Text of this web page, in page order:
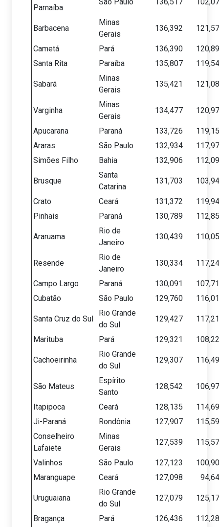
Parnaíba
São Paulo 136,517
Barbacena
Minas
Gerais
136,392
Cametá Pará 136,390
Santa Rita
Paraíba 135,807
Sabará
Minas
Gerais
135,421
Varginha
Minas
Gerais
134,477
Apucarana Paraná 133,726
Araras
São Paulo 132,934
Simões Filho
Bahia 132,906
Brusque
Santa
Catarina
131,703
Crato Ceará 131,372
Pinhais
Paraná 130,789
Araruama
Rio de
Janeiro
130,439
Resende
Rio de
Janeiro
130,334
Campo Largo Paraná 130,091
Cubatão
São Paulo 129,760
Santa Cruz do Sul
Rio Grande
do Sul
129,427
Marituba Pará 129,321
Cachoeirinha
Rio Grande
do Sul
129,307
São Mateus
Espírito
Santo
128,542
Itapipoca Ceará 128,135
Ji-Paraná
Rondônia 127,907
Conselheiro
Lafaiete
Minas
Gerais
127,539
Valinhos São Paulo 127,123
Maranguape
Ceará 127,098
Uruguaiana
Rio Grande
do Sul
127,079
Bragança Pará 126,436